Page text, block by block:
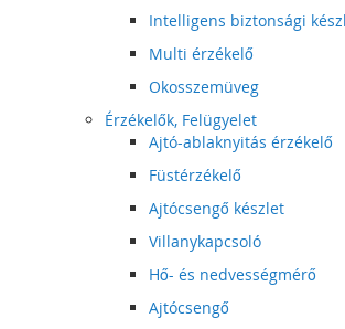
Intelligens biztonsági
Multi érzékelő
Okosszemüveg
Érzékelők, Felügyelet
Ajtó-ablaknyitás érzékelő
Füstérzékelő
Ajtócsengő készlet
Villanykapcsoló
Hő- és nedvességmérő
Ajtócsengő